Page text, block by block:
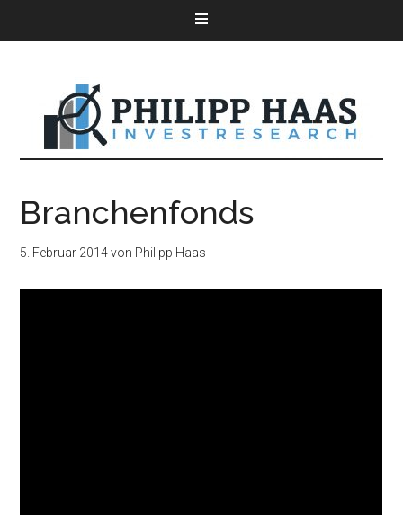
Branchenfonds
5. Februar 2014von Philipp Haas